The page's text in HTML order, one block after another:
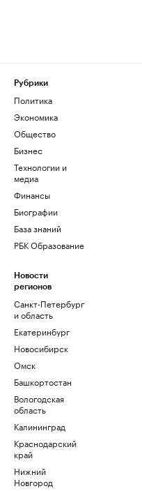
Рубрики
Политика
Экономика
Общество
Бизнес
Технологии и
медиа
Финансы
Биографии
База знаний
РБК Образование
Новости
регионов
Санкт-Петербург
и область
Екатеринбург
Новосибирск
Омск
Башкортостан
Вологодская
область
Калининград
Краснодарский
край
Нижний
Новгород